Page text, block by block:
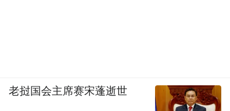
老挝国会主席赛宋蓬逝世